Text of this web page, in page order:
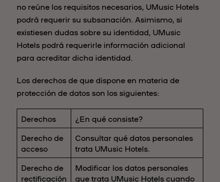
no reúne los requisitos necesarios, UMusic Hotels
podrá requerir su subsanación. Asimismo, si
existiesen dudas sobre su identidad, UMusic
Hotels podrá requerirle información adicional
para acreditar dicha identidad.
Los derechos de que dispone en materia de
protección de datos son los siguientes:
Derechos
¿En qué consiste?
Derecho de
acceso
Consultar qué datos personales
trata UMusic Hotels.
Derecho de
rectificación
Modificar los datos personales
que trata UMusic Hotels cuando